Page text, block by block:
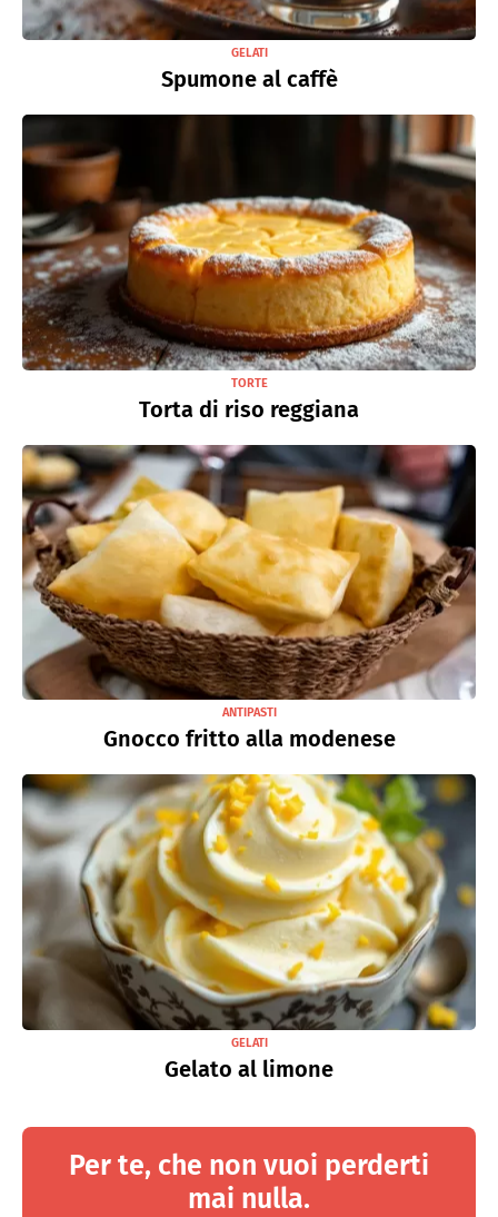
GELATI
Spumone al caffè
TORTE
Torta di riso reggiana
ANTIPASTI
Gnocco fritto alla modenese
GELATI
Gelato al limone
Per te, che non vuoi perderti
mai nulla.